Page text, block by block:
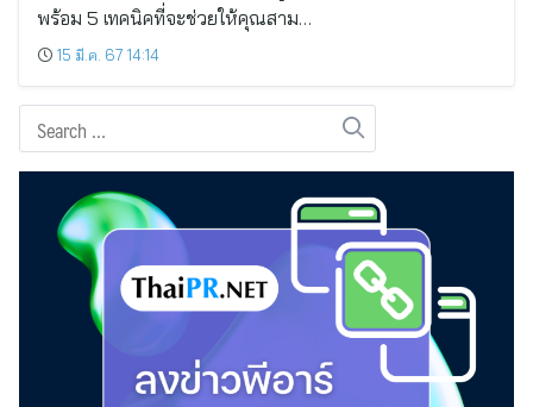
พร้อม 5 เทคนิคที่จะช่วยให้คุณสาม…
15 มี.ค. 67 14:14